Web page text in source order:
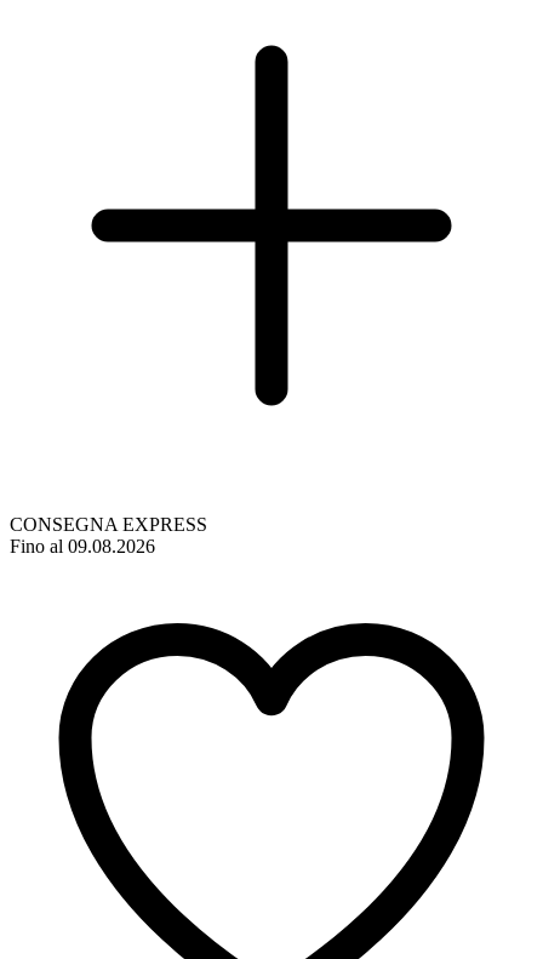
CONSEGNA EXPRESS
Fino al 09.08.2026